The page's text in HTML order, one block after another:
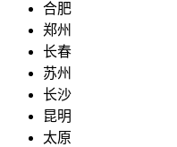
合肥
郑州
长春
苏州
长沙
昆明
太原